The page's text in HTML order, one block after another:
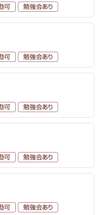
自動車通勤可
自動車通勤可
自動車通勤可
自動車通勤可
自動車通勤可